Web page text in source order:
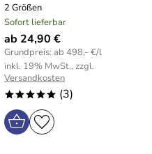
2 Größen
Sofort lieferbar
ab 24,90 €
Grundpreis: ab 498,- €/l
inkl. 19% MwSt., zzgl.
Versandkosten
***** (3)